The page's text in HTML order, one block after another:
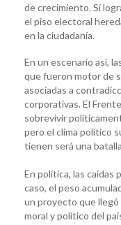
de crecimiento. Si
el piso electoral
en la ciudadanía.
En un escenario así,
que fueron motor de
asociadas a
corporativas. El
sobrevivir
pero el clima político
tienen será una
En política, las caídas
caso, el peso
un proyecto que llegó
moral y político del